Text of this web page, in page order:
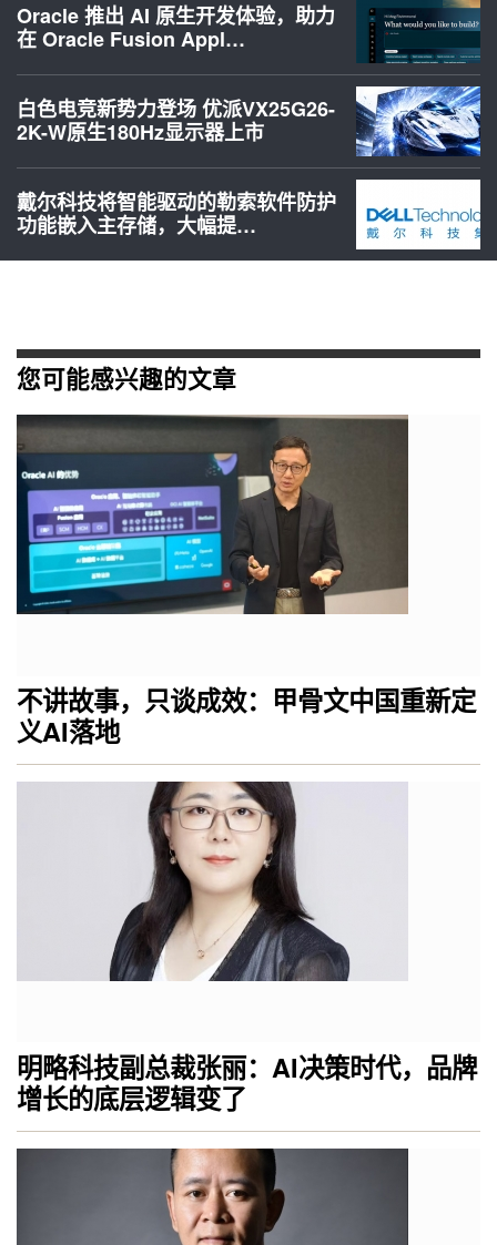
Oracle 推出 AI 原生开发体验，助力
在 Oracle Fusion Appl…
白色电竞新势力登场 优派VX25G26-
2K-W原生180Hz显示器上市
戴尔科技将智能驱动的勒索软件防护
功能嵌入主存储，大幅提…
您可能感兴趣的文章
不讲故事，只谈成效：甲骨文中国重新定
义AI落地
明略科技副总裁张丽：AI决策时代，品牌
增长的底层逻辑变了